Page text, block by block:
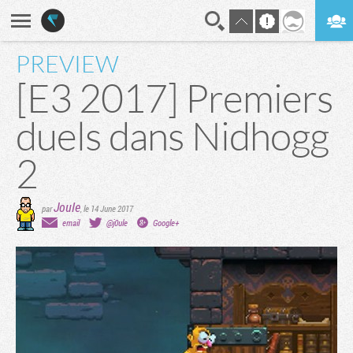
PREVIEW
[E3 2017] Premiers
duels dans Nidhogg
2
parJoule,le 14 June 2017
email
@j0ule Google+